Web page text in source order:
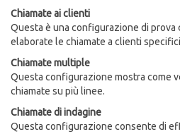
Chiamate ai clienti
Questa è una configurazione di prova
elaborate le chiamate a clienti
Chiamate multiple
Questa configurazione mostra come
chiamate su più linee.
Chiamate di indagine
Questa configurazione consente di